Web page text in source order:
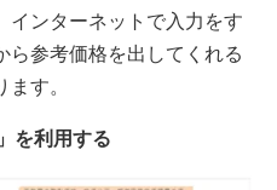
インターネットで入力をす
ら参考価格を出してくれる
す。
」を利用する